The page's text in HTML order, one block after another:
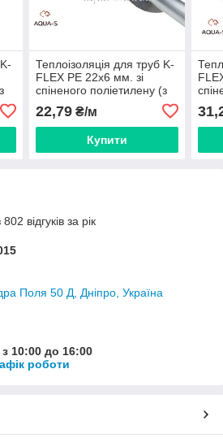
Теплоізоляція для труб K-
FLEX PE 22x6 мм. зі
спіненого поліетилену (з
22,79₴/м
Купити
відгуків за рік
Поля 50 Д, Дніпро, Україна
10:00 до 16:00
роботи